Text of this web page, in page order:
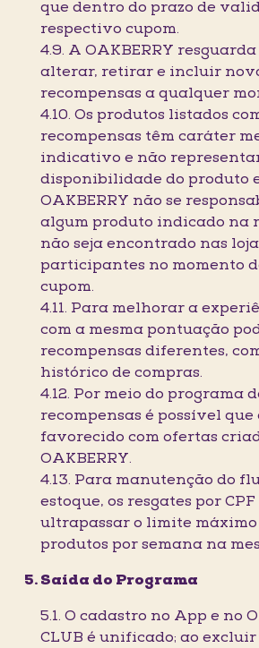
que dentro do prazo de
respectivo cupom.
4.9. A OAKBERRY
alterar, retirar e incluir
recompensas a qualquer
4.10. Os produtos listados
recompensas têm caráter
indicativo e não
disponibilidade do produto
OAKBERRY não se
algum produto indicado na
não seja encontrado nas
participantes no momento
cupom.
4.11. Para melhorar a
com a mesma pontuação
recompensas diferentes,
histórico de compras.
4.12. Por meio do programa
recompensas é possível que
favorecido com ofertas
OAKBERRY.
4.13. Para manutenção do
estoque, os resgates por
ultrapassar o limite máximo
produtos por semana na
Saída do Programa
5.1. O cadastro no App e no
CLUB é unificado; ao